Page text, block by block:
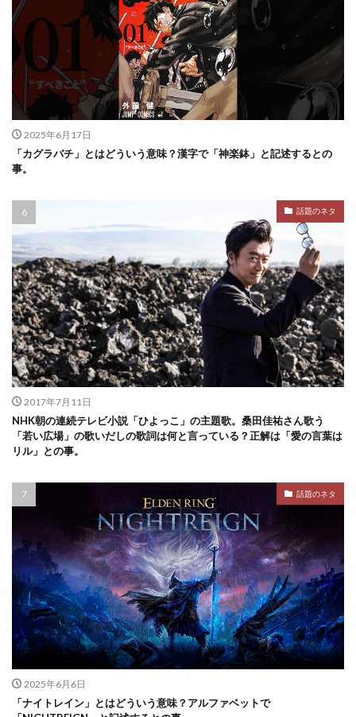
2025年6月17日
「カグラバチ」とはどういう意味？漢字で「神楽鉢」と記述するとの
事。
話題のネタ
2017年7月11日
NHK朝の連続テレビ小説「ひよっこ」の主題歌。桑田佳祐さん歌う
「若い広場」の歌いだしの歌詞は何と言っている？正解は「愛の言葉は
リル」との事。
話題のネタ
2025年6月6日
「ナイトレイン」とはどういう意味？アルファベットで